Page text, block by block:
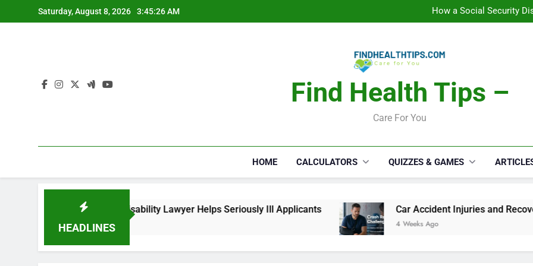
to
Saturday, August 8, 2026 3:45:27 AM
Car Accident Injuries and
Makeup
Car Accident Injuries and
Find Health Tips –
Care For You
HOME CALCULATORS QUIZZES & GAMES
HEADLINES
a Social Security Disability Lawyer Helps Seriously Ill Applicants Car Accident Injuries and Recovery
4 Weeks Ago